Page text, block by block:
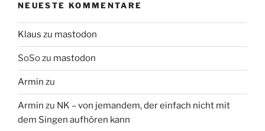
NEUESTE KOMMENTARE
Klaus zu mastodon
SoSozu mastodon
Armin zu
Armin zu NK – von jemandem, der einfach nicht mit
dem Singen aufhören kann